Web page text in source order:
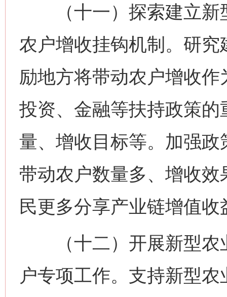
（十一）探索建立新
农户增收挂钩机制。研
励地方将带动农户增收
投资、金融等扶持政策
量、增收目标等。加强
带动农户数量多、增收
民更多分享产业链增值收
（十二）开展新型农
户专项工作。支持新型